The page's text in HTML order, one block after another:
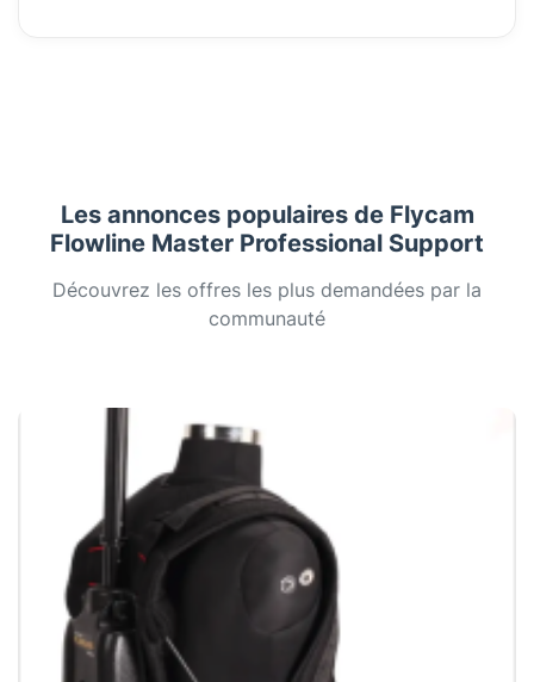
Les annonces populaires de Flycam
Flowline Master Professional Support
Découvrez les offres les plus demandées par la
communauté